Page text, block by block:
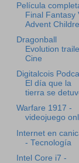
Película
Final Fantasy
Advent
Dragonball
Evolution
Cine
Digitalcois
El día que la
tierra se
Warfare 1917 -
videojuego
Internet en
- Tecnología
Intel Core i7 -